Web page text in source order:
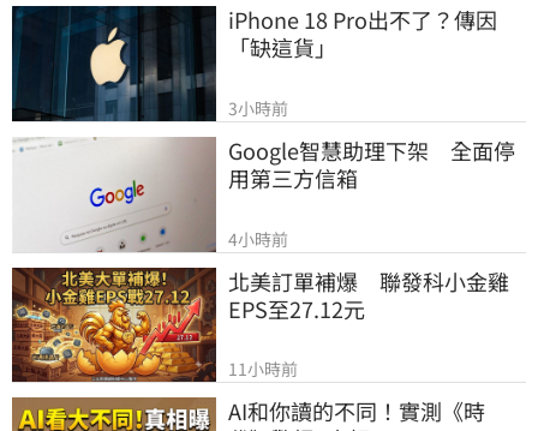
iPhone 18 Pro出不了？傳因
「缺這貨」
3小時前
Google智慧助理下架　全面停
用第三方信箱
4小時前
北美訂單補爆　聯發科小金雞
EPS至27.12元
11小時前
AI和你讀的不同！實測《時